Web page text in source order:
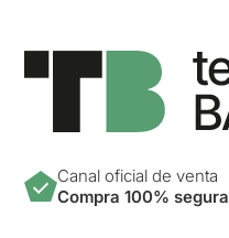
Canal oficial de venta
Compra 100% segura